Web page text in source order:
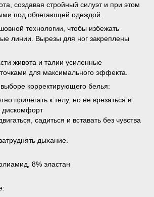
создавая стройный силуэт и при этом
под облегающей одеждой.
технологии, чтобы избежать
линии. Вырезы для ног закреплены
живота и талии усиленные
для максимального эффекта.
корректирующего белья:
прилегать к телу, но не врезаться в
дискомфорт
садиться и вставать без чувства
дыхание.
8% эластан